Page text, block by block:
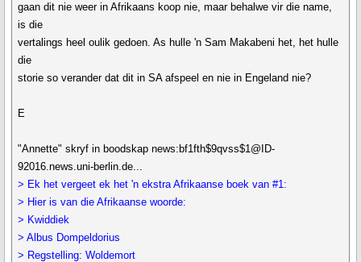
gaan dit nie weer in Afrikaans koop nie, maar behalwe vir die name,
is die
vertalings heel oulik gedoen. As hulle 'n Sam Makabeni het, het hulle
die
storie so verander dat dit in SA afspeel en nie in Engeland nie?
E
"Annette" skryf in boodskap news:bf1fth$9qvss$1@ID-
92016.news.uni-berlin.de...
> Ek het vergeet ek het 'n ekstra Afrikaanse boek van #1:
> Hier is van die Afrikaanse woorde:
> Kwiddiek
> Albus Dompeldorius
> Regstelling: Woldemort